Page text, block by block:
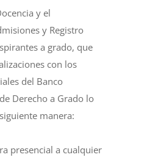
y el
y Registro
a grado, que
con los
del Banco
Derecho a Grado lo
manera:
presencial a cualquier